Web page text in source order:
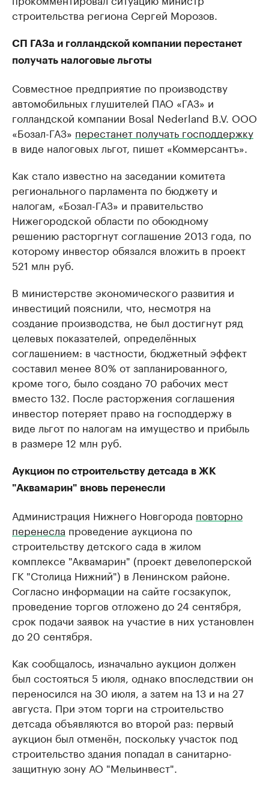
строительства региона Сергей Морозов.
СП ГАЗа и голландской компании перестанет
получать налоговые льготы
Совместное предприятие по производству
автомобильных глушителей ПАО «ГАЗ» и
голландской компании Bosal Nederland B.V. ООО
«Бозал-ГАЗ» перестанет получать господдержку
в виде налоговых льгот, пишет «Коммерсантъ».
Как стало известно на заседании комитета
регионального парламента по бюджету и
налогам, «Бозал-ГАЗ» и правительство
Нижегородской области по обоюдному
решению расторгнут соглашение 2013 года, по
которому инвестор обязался вложить в проект
521 млн руб.
В министерстве экономического развития и
инвестиций пояснили, что, несмотря на
создание производства, не был достигнут ряд
целевых показателей, определённых
соглашением: в частности, бюджетный эффект
составил менее 80% от запланированного,
кроме того, было создано 70 рабочих мест
вместо 132. После расторжения соглашения
инвестор потеряет право на господдержу в
виде льгот по налогам на имущество и прибыль
в размере 12 млн руб.
Аукцион по строительству детсада в ЖК
"Аквамарин" вновь перенесли
Администрация Нижнего Новгорода повторно
перенесла проведение аукциона по
строительству детского сада в жилом
комплексе "Аквамарин" (проект девелоперской
ГК "Столица Нижний") в Ленинском районе.
Согласно информации на сайте госзакупок,
проведение торгов отложено до 24 сентября,
срок подачи заявок на участие в них установлен
до 20 сентября.
Как сообщалось, изначально аукцион должен
был состояться 5 июля, однако впоследствии он
переносился на 30 июля, а затем на 13 и на 27
августа. При этом торги на строительство
детсада объявляются во второй раз: первый
аукцион был отменён, поскольку участок под
строительство здания попадал в санитарно-
защитную зону АО "Мельинвест".